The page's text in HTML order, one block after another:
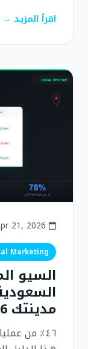
اقرأ المزيد →
Marketing
السيو
مدينتك 2026
٤٦٪ من